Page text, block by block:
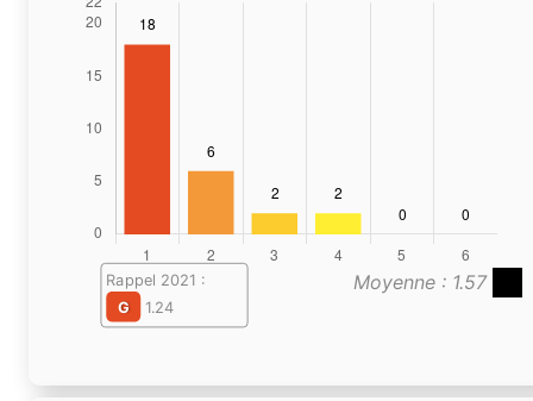
Moyenne : 1.57
Rappel 2021 :
G
1.24